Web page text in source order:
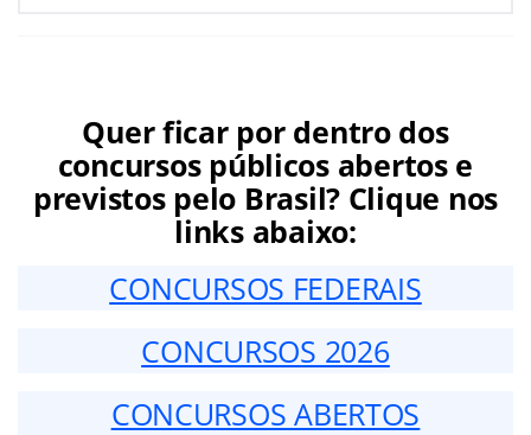
Quer ficar por dentro dos
concursos públicos abertos e
previstos pelo Brasil? Clique nos
links abaixo:
CONCURSOS FEDERAIS
CONCURSOS 2026
CONCURSOS ABERTOS